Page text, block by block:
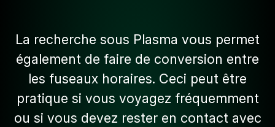
La recherche sous Plasma vous permet
également de faire de conversion entre
les fuseaux horaires. Ceci peut être
pratique si vous voyagez fréquemment
ou si vous devez rester en contact avec